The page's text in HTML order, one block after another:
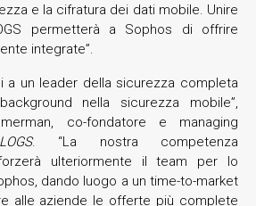
e la cifratura dei dati mobile. Unire
permetterà a Sophos di offrire
integrate”.
a un leader della sicurezza completa
nella sicurezza mobile”,
co-fondatore e managing
. “La nostra competenza
ulteriormente il team per lo
dando luogo a un time-to-market
alle aziende le offerte più complete